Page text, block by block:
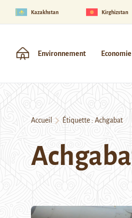
Kazakhstan Kirghizstan
Environnement Economie
Accueil Étiquette : Achgabat